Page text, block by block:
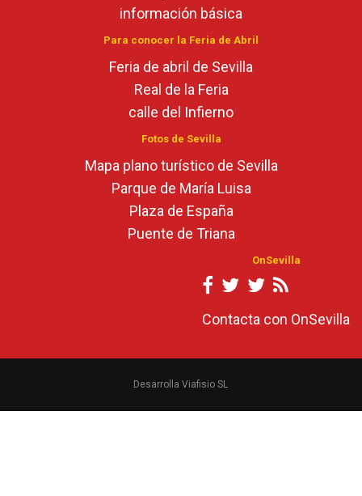
información básica
Para conocer la Feria de Abril
Feria de abril de Sevilla
Real de la Feria
calle del Infierno
Fotos de Sevilla
Mapa plano turístico de Sevilla
Parque de María Luisa
Plaza de España
Puente de Triana
OnSevilla
Contacta con OnSevilla
Desarrolla Viafisio SL